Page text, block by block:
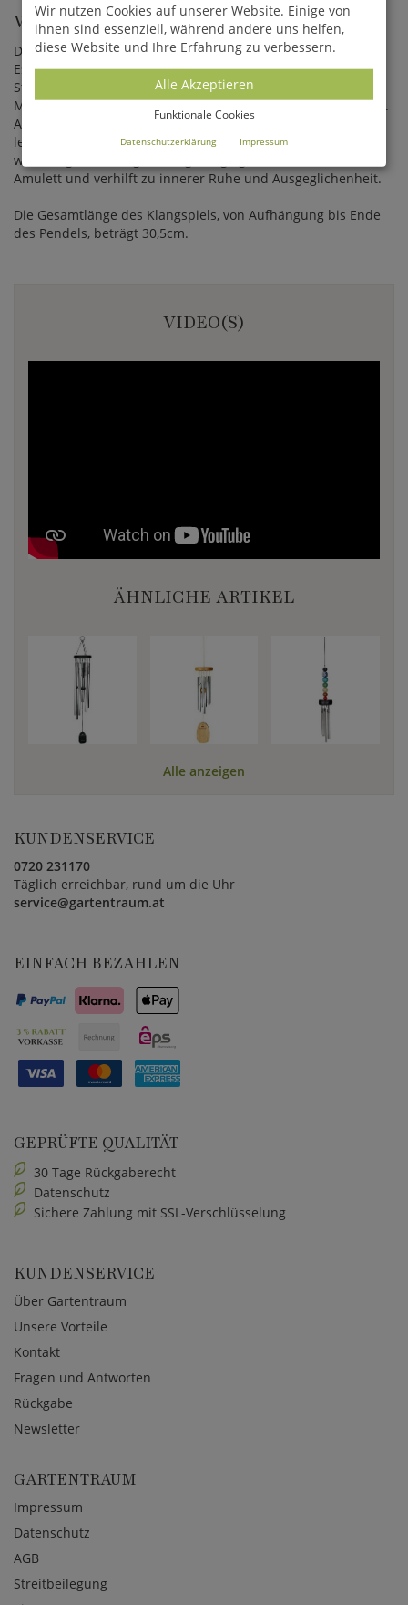
WINDSPIEL TIGERAUGE
Dieses Hänge Windspiel aus bronzenen Metall-Röhren,
Eschenholz und einem echten Tigerauge ist Teil der Precious
Stones Chimes Serie von Woodstock. Die verwendeten
Materialien entsprechen den höchsten Qualitätsansprüchen.
Alle Klangspiele werden präzisionsgestimmt, erhalten eine
lebenslange Stimmgarantie und sind garantiert
witterungsbeständig. Das Tigerauge gilt als schützendes
Amulett und verhilft zu innerer Ruhe und Ausgeglichenheit.
Die Gesamtlänge des Klangspiels, von Aufhängung bis Ende
des Pendels, beträgt 30,5cm.
VIDEO(S)
ÄHNLICHE ARTIKEL
Alle anzeigen
KUNDENSERVICE
0720 231170
Täglich erreichbar, rund um die Uhr
service@gartentraum.at
EINFACH BEZAHLEN
GEPRÜFTE QUALITÄT
30 Tage Rückgaberecht
Datenschutz
Sichere Zahlung mit SSL-Verschlüsselung
KUNDENSERVICE
Über Gartentraum
Unsere Vorteile
Kontakt
Fragen und Antworten
Rückgabe
Newsletter
GARTENTRAUM
Impressum
Datenschutz
AGB
Streitbeilegung
Wir nutzen Cookies auf unserer Website. Einige von
ihnen sind essenziell, während andere uns helfen,
diese Website und Ihre Erfahrung zu verbessern.
Alle Akzeptieren
Funktionale Cookies
Datenschutzerklärung Impressum